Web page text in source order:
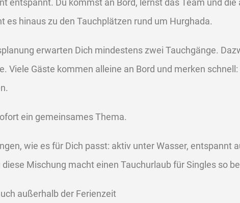
entspannt. Du kommst an Bord, lernst das Team und
es hinaus zu den Tauchplätzen rund um Hurghada.
erwarten Dich mindestens zwei Tauchgänge.
Viele Gäste kommen alleine an Bord und merken
ein gemeinsames Thema.
wie es für Dich passt: aktiv unter Wasser, entspannt
Mischung macht einen Tauchurlaub für Singles so
außerhalb der Ferienzeit